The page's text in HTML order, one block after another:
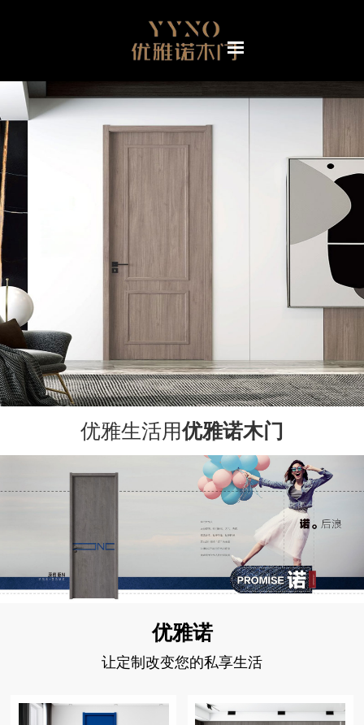
优雅生活用优雅诺木门
优雅诺
让定制改变您的私享生活